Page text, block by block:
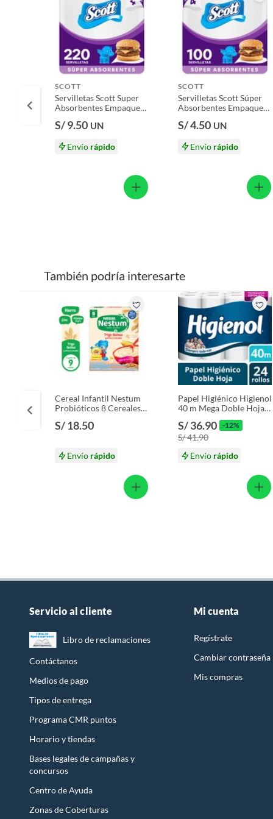
Motocicletas y bicicletas motorizadas.
Licores y cigarros electrónicos.
SCOTT
Servilletas Scott Super
Absorbentes Empaque
S/ 9.50 UN
Envío rápido
SCOTT
Servilletas Scott Súper
Absorbentes Empaque
S/ 4.50 UN
Envío rápido
También podría interesarte
Cereal Infantil Nestum
Probióticos 8 Cereales
S/ 18.50
Envío rápido
Papel Higiénico Higienol
40 m Mega Doble Hoja
Empaque 24 Und
S/ 36.90 -12%
S/ 41.90
Envío rápido
Servicio al cliente
Libro de reclamaciones
Contáctanos
Medios de pago
Tipos de entrega
Programa CMR puntos
Horario y tiendas
Bases legales de campañas y
concursos
Centro de Ayuda
Zonas de Coberturas
Mi cuenta
Regístrate
Cambiar contraseña
Mis compras